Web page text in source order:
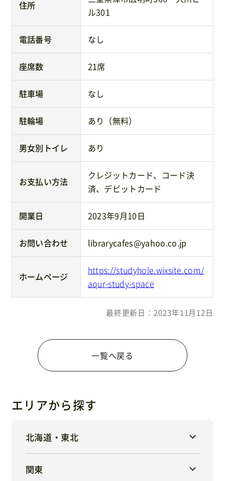
住所
ル301
電話番号 なし
座席数 21席
駐車場 なし
駐輪場 あり（無料）
男女別トイレ あり
お支払い方法
クレジットカード、コード決
済、デビットカード
開業日 2023年9月10日
お問い合わせ librarycafes@yahoo.co.jp
ホームページ
https://studyhole.wixsite.com/
aqur-study-space
最終更新日：2023年11月12日
一覧へ戻る
エリアから探す
北海道・東北
関東